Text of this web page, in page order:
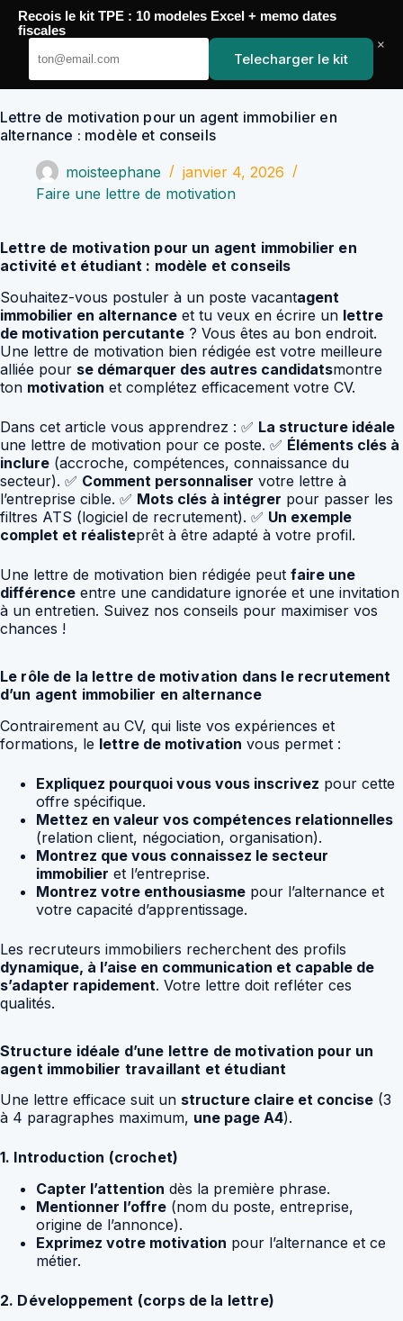
Passer
contenu
YoupiJobs
Lettre de motivation pour un agent immobilier en
alternance : modèle et conseils
moisteephane
janvier 4, 2026
Faire une lettre de motivation
Lettre de motivation pour un agent immobilier en
activité et étudiant : modèle et conseils
Souhaitez-vous postuler à un poste vacantagent
immobilier en alternance et tu veux en écrire un lettre
de motivation percutante ? Vous êtes au bon endroit.
Une lettre de motivation bien rédigée est votre meilleure
alliée pour se démarquer des autres candidatsmontre
ton motivation et complétez efficacement votre CV.
Dans cet article vous apprendrez : ✅ La structure idéale
une lettre de motivation pour ce poste. ✅ Éléments clés à
inclure (accroche, compétences, connaissance du
secteur). ✅ Comment personnaliser votre lettre à
l’entreprise cible. ✅ Mots clés à intégrer pour passer les
filtres ATS (logiciel de recrutement). ✅ Un exemple
complet et réalisteprêt à être adapté à votre profil.
Une lettre de motivation bien rédigée peut faire une
différence entre une candidature ignorée et une invitation
à un entretien. Suivez nos conseils pour maximiser vos
chances !
Le rôle de la lettre de motivation dans le recrutement
d’un agent immobilier en alternance
Contrairement au CV, qui liste vos expériences et
formations, le lettre de motivation vous permet :
Expliquez pourquoi vous vous inscrivez pour cette
offre spécifique.
Mettez en valeur vos compétences relationnelles
(relation client, négociation, organisation).
Montrez que vous connaissez le secteur
immobilier et l’entreprise.
Montrez votre enthousiasme pour l’alternance et
votre capacité d’apprentissage.
Les recruteurs immobiliers recherchent des profils
dynamique, à l’aise en communication et capable de
s’adapter rapidement. Votre lettre doit refléter ces
qualités.
Structure idéale d’une lettre de motivation pour un
agent immobilier travaillant et étudiant
Une lettre efficace suit un structure claire et concise (3
à 4 paragraphes maximum, une page A4).
1. Introduction (crochet)
Capter l’attention dès la première phrase.
Mentionner l’offre (nom du poste, entreprise,
origine de l’annonce).
Exprimez votre motivation pour l’alternance et ce
métier.
2. Développement (corps de la lettre)
Recois le kit TPE : 10 modeles Excel + memo dates
fiscales
Telecharger le kit
×